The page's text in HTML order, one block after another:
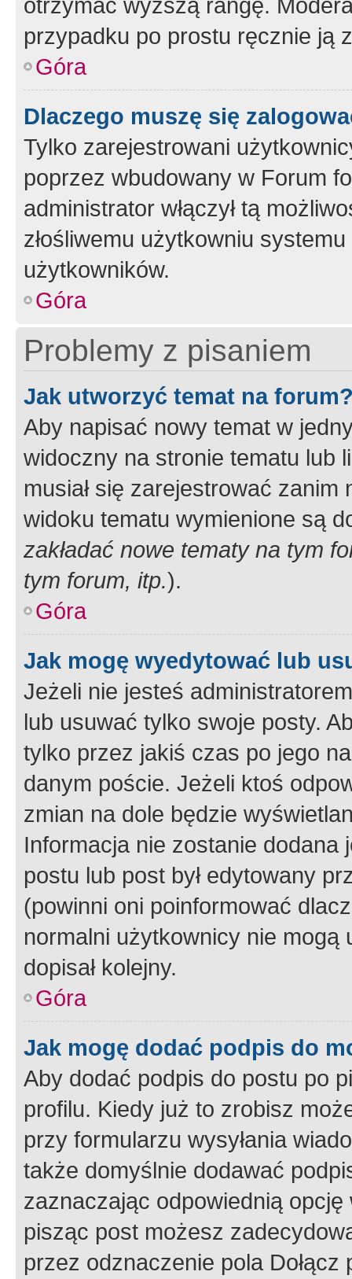
przypadku po prostu ręcznie ją
Góra
Dlaczego muszę się
Tylko zarejestrowani
poprzez wbudowany w Forum
administrator włączył tą
złośliwemu użytkowniu
użytkowników.
Góra
Problemy z pisaniem
Jak utworzyć temat na
Aby napisać nowy temat w
widoczny na stronie tematu lub
musiał się zarejestrować
widoku tematu wymienione są
zakładać nowe tematy na tym
tym forum, itp.).
Góra
Jak mogę wyedytować lub
Jeżeli nie jesteś
lub usuwać tylko swoje posty.
tylko przez jakiś czas po jego
danym poście. Jeżeli ktoś
zmian na dole będzie
Informacja nie zostanie dodana
postu lub post był edytowany
(powinni oni poinformować
normalni użytkownicy nie
dopisał kolejny.
Góra
Jak mogę dodać podpis do
Aby dodać podpis do postu po
profilu. Kiedy już to zrobisz
przy formularzu wysyłania
także domyślnie dodawać
zaznaczając odpowiednią
pisząc post możesz
przez odznaczenie pola